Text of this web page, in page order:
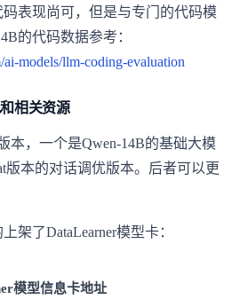
码表现尚可，但是与专门的代码模
的代码数据参考：
models/llm-coding-evaluation
相关资源
本，一个是Qwen-14B的基础大模
版本的对话调优版本。后者可以更
架了DataLearner模型卡：
模型信息卡地址